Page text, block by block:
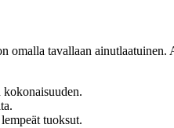
tavallaan ainutlaatuinen.
kokonaisuuden.
tuoksut.